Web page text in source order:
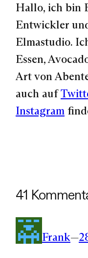
Hallo, ich bin
Entwickler
Elmastudio.
Essen,
Art von
auch auf
Instagram
41
Frank—